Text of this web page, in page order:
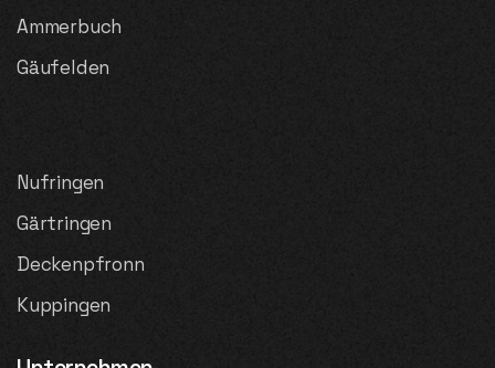
Ammerbuch
Gäufelden
Nufringen
Gärtringen
Deckenpfronn
Kuppingen